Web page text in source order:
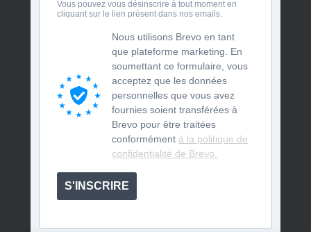
Vous pouvez vous désinscrire à tout moment en
cliquant sur le lien présent dans nos emails.
Nous utilisons Brevo en tant
que plateforme marketing. En
soumettant ce formulaire, vous
acceptez que les données
personnelles que vous avez
fournies soient transférées à
Brevo pour être traitées
conformément à la politique de
confidentialité de Brevo.
S'INSCRIRE